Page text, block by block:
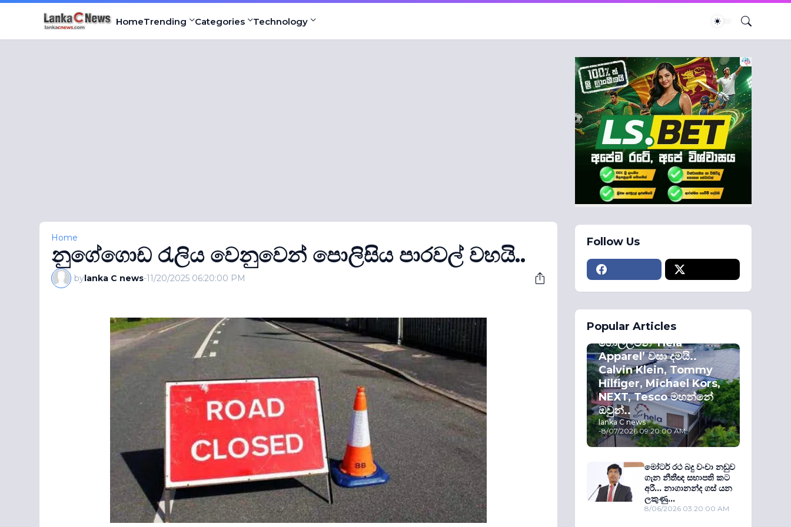
HomeTrending Categories Technology
Home
නුගේගොඩ රැලිය වෙනුවෙන් පොලිසිය පාරවල් වහයි..
bylanka C news-11/20/2025 06:20:00 PM
Follow Us
Popular Articles
කොළඹ කොටස්
හොල්ලමින් ‘Hela
Apparel’ වසා දමයි..
Calvin Klein, Tommy
Hilfiger, Michael Kors,
NEXT, Tesco මහන්නේ
ඔවුන්..
lanka C news
-8/07/2026 09:20:00 AM
මෝටර් රථ බදු වංචා නඩුව
ගැන නීතීඥ සභාපති කට
අරී... නාගානන්ද ගස් යන
ලකුණු...
8/06/2026 03:20:00 AM